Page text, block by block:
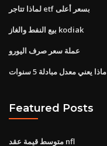
لماذا تتاجر etf بسعر أعلى
بيع النفط والغاز kodiak
عملة سعر صرف اليورو
ماذا يعني معدل مبادلة 5 سنوات
Featured Posts
متوسط ​​قيمة عقد nfl